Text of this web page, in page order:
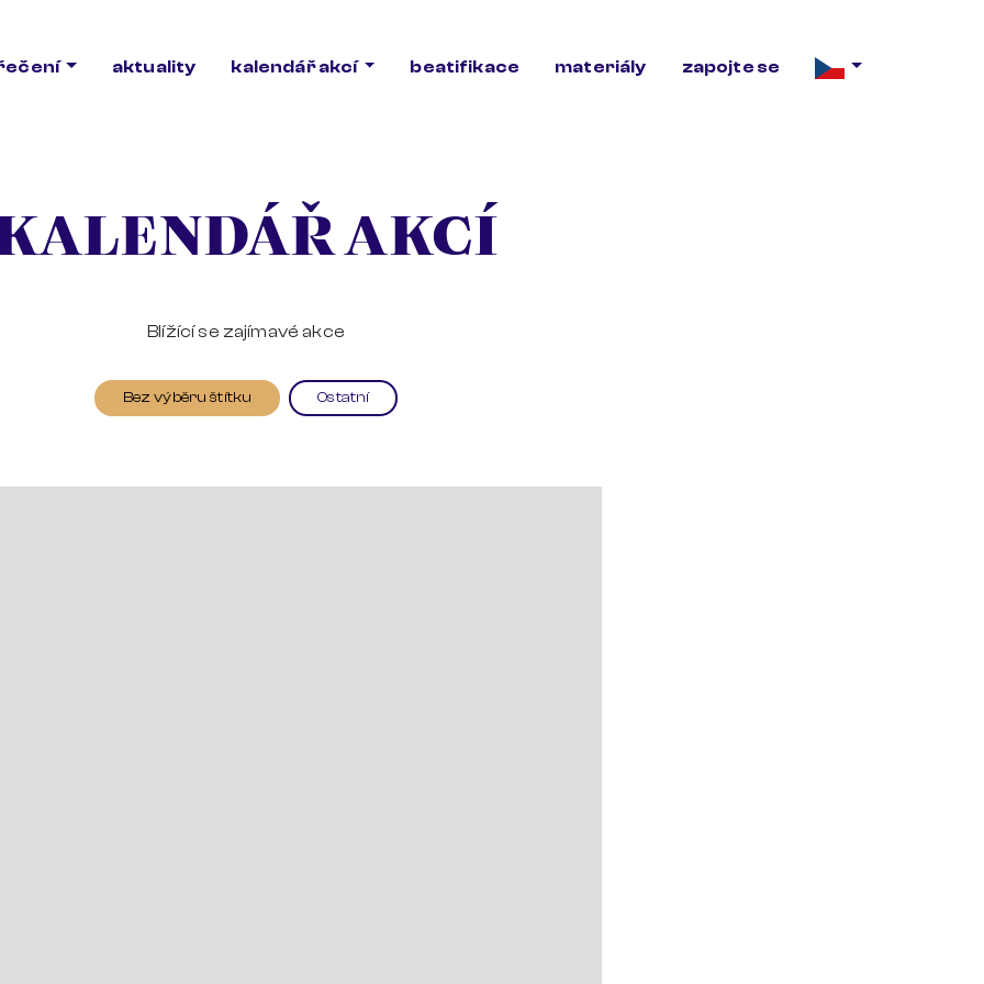
aktuality kalendář akcí beatifikace materiály zapojte se
AKCÍ
Blížící se zajímavé akce
Bez výběru štítku Ostatní